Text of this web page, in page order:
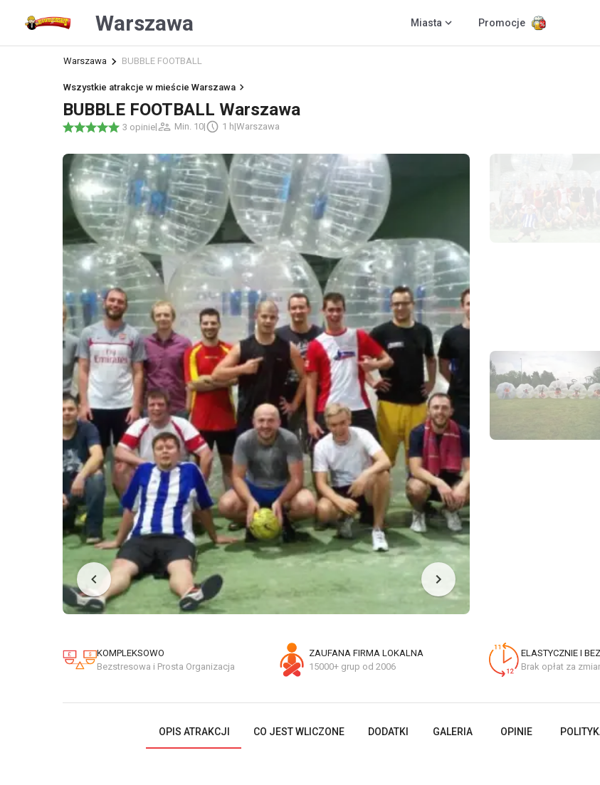
Warszawa Miasta Promocje
Warszawa BUBBLE FOOTBALL
Wszystkie atrakcje w mieście Warszawa
BUBBLE FOOTBALL Warszawa
3 opinie| Min. 10| 1 h|Warszawa
KOMPLEKSOWO
Bezstresowa i Prosta Organizacja
ZAUFANA FIRMA LOKALNA
15000+ grup od 2006
ELASTYCZNIE I
Brak opłat za
OPIS ATRAKCJI CO JEST WLICZONE DODATKI GALERIA OPINIE